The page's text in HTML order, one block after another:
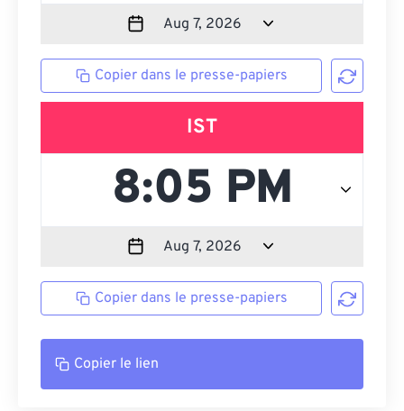
Copier dans le presse-papiers
IST
Copier dans le presse-papiers
Copier le lien